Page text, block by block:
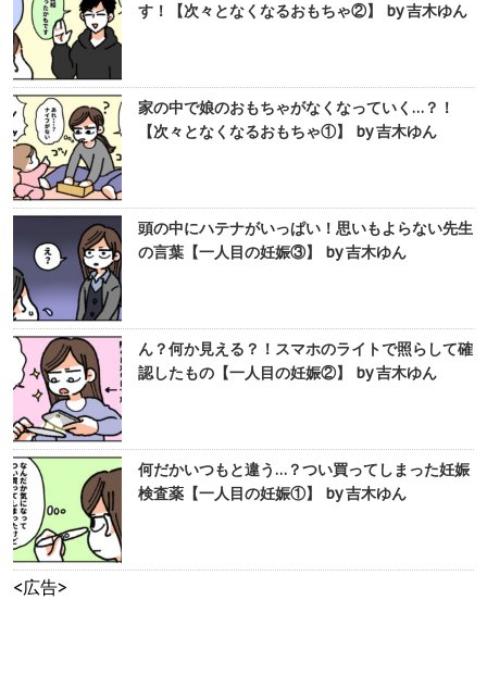
す！【次々となくなるおもちゃ②】 by 吉木ゆん
家の中で娘のおもちゃがなくなっていく…？！
【次々となくなるおもちゃ①】 by 吉木ゆん
頭の中にハテナがいっぱい！思いもよらない先生
の言葉【一人目の妊娠③】 by 吉木ゆん
ん？何か見える？！スマホのライトで照らして確
認したもの【一人目の妊娠②】 by 吉木ゆん
何だかいつもと違う…？つい買ってしまった妊娠
検査薬【一人目の妊娠①】 by 吉木ゆん
<広告>